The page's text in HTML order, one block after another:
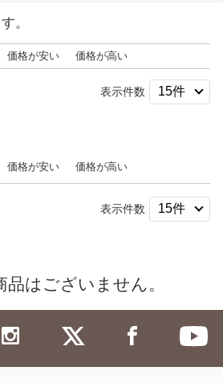
。
価格が安い 価格が高い
表示件数
価格が安い 価格が高い
表示件数
品はございません。